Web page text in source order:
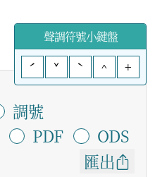
聲調符號小鍵盤
ˊ
ˇ ˋ ^ +
調號
PDF
ODS
匯出